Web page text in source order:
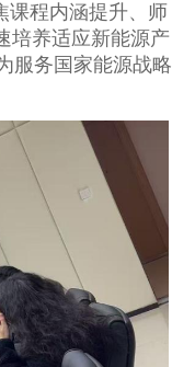
课程内涵提升、师
培养适应新能源产
服务国家能源战略